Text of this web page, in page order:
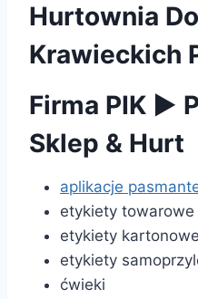
Hurtownia
Krawieckich
Firma PIK ►
Sklep & Hurt
aplikacje
etykiety towarowe
etykiety kartonowe
etykiety
ćwieki